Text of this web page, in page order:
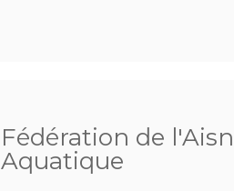
Fédération de
Aquatique